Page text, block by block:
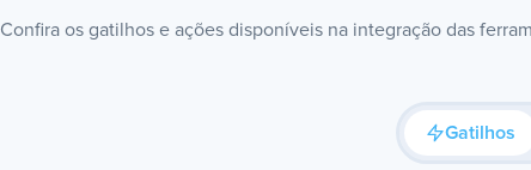
Confira os gatilhos e ações disponíveis na integração das
Gatilhos